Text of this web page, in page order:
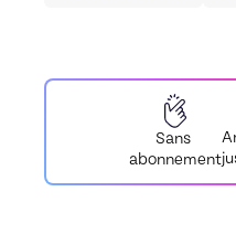
Sans
abonnement